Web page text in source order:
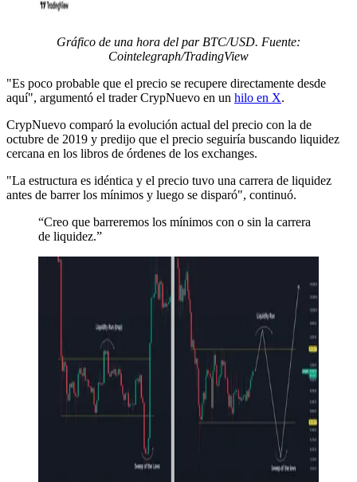
Gráfico de una hora del par BTC/USD. Fuente:
Cointelegraph/TradingView
"Es poco probable que el precio se recupere directamente desde
aquí", argumentó el trader CrypNuevo en un hilo en X.
CrypNuevo comparó la evolución actual del precio con la de
octubre de 2019 y predijo que el precio seguiría buscando liquidez
cercana en los libros de órdenes de los exchanges.
"La estructura es idéntica y el precio tuvo una carrera de liquidez
antes de barrer los mínimos y luego se disparó", continuó.
“Creo que barreremos los mínimos con o sin la carrera
de liquidez.”